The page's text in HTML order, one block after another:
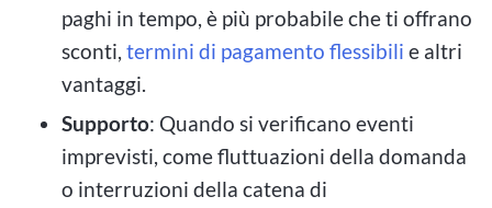
paghi in tempo, è più probabile che ti offrano
sconti, termini di pagamento flessibili e altri
vantaggi.
Supporto: Quando si verificano eventi
imprevisti, come fluttuazioni della domanda
o interruzioni della catena di